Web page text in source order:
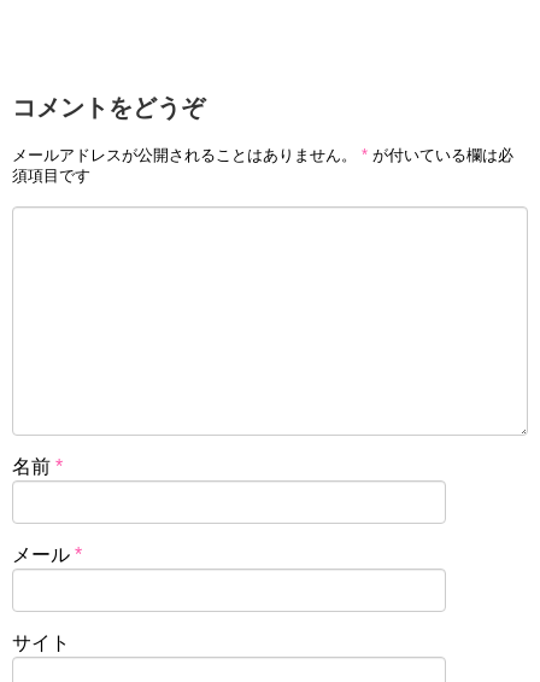
コメントをどうぞ
メールアドレスが公開されることはありません。 * が付いている欄は必
須項目です
名前 *
メール *
サイト